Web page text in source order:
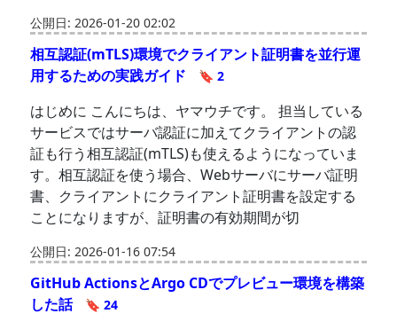
公開日: 2026-01-20 02:02
相互認証(mTLS)環境でクライアント証明書を並行運
用するための実践ガイド
🔖 2
はじめに こんにちは、ヤマウチです。 担当している
サービスではサーバ認証に加えてクライアントの認
証も行う相互認証(mTLS)も使えるようになっていま
す。相互認証を使う場合、Webサーバにサーバ証明
書、クライアントにクライアント証明書を設定する
ことになりますが、証明書の有効期間が切
公開日: 2026-01-16 07:54
GitHub ActionsとArgo CDでプレビュー環境を構築
した話
🔖 24